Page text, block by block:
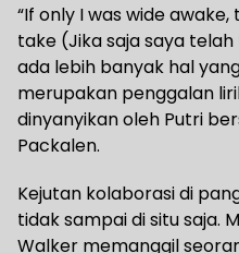
“If only I was wide
take (Jika saja saya
ada lebih banyak hal
merupakan penggalan
dinyanyikan oleh Putri
Packalen.
Kejutan kolaborasi di
tidak sampai di situ saja.
Walker memanggil